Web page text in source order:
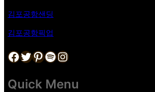
김포공항샌딩
김포공항픽업
Facebook Twitter Pinterest Spotify Instagram
Quick Menu